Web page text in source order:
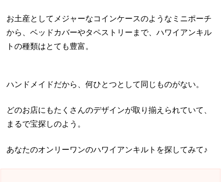
お土産としてメジャーなコインケースのようなミニポーチ
から、ベッドカバーやタペストリーまで、ハワイアンキル
トの種類はとても豊富。
ハンドメイドだから、何ひとつとして同じものがない。
どのお店にもたくさんのデザインが取り揃えられていて、
まるで宝探しのよう。
あなたのオンリーワンのハワイアンキルトを探してみて♪